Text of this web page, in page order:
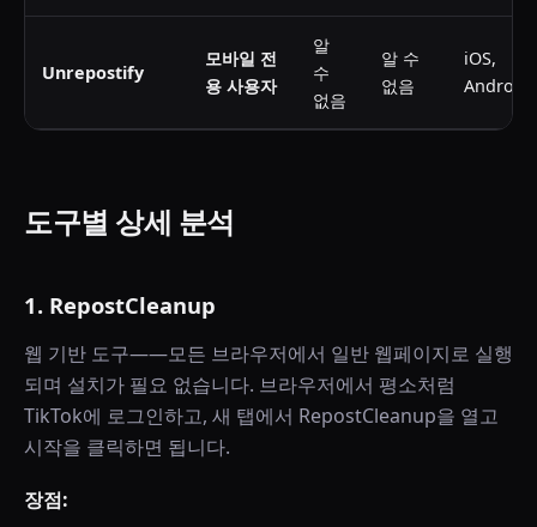
Unrepostify
모바일 전
용 사용자
알
수
없음
알 수
없음
iOS,
Android
도구별 상세 분석
1. RepostCleanup
웹 기반 도구——모든 브라우저에서 일반 웹페이지로 실행
되며 설치가 필요 없습니다. 브라우저에서 평소처럼
TikTok에 로그인하고, 새 탭에서 RepostCleanup을 열고
시작을 클릭하면 됩니다.
장점: